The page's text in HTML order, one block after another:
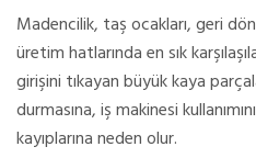
Madencilik, taş ocakları, geri
üretim hatlarında en sık
girişini tıkayan büyük kaya
durmasına, iş makinesi
kayıplarına neden olur.